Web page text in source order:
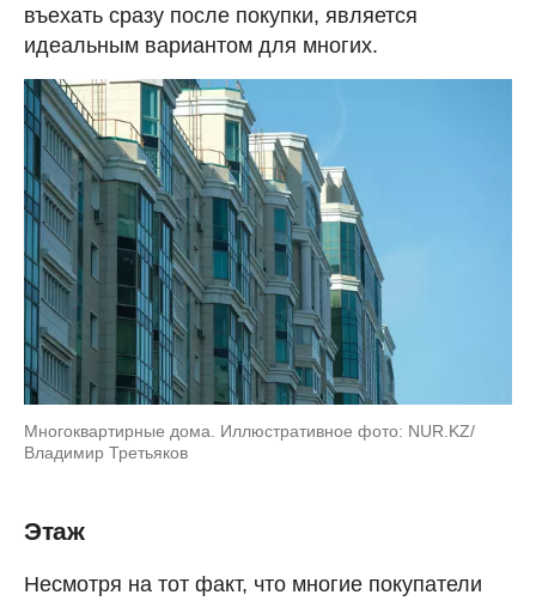
въехать сразу после покупки, является
идеальным вариантом для многих.
Многоквартирные дома. Иллюстративное фото: NUR.KZ/
Владимир Третьяков
Этаж
Несмотря на тот факт, что многие покупатели